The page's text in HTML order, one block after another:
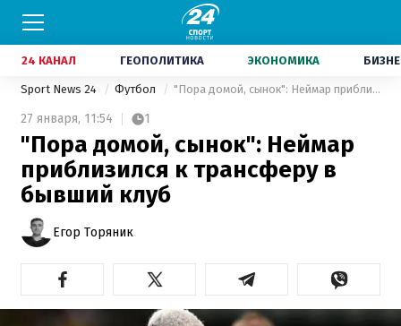
24 КАНАЛ ГЕОПОЛИТИКА ЭКОНОМИКА
Sport News 24 Футбол "Пора домой, сынок": Неймар приблизился к трансферу в бывший клуб
27 января, 11:54 1
"Пора домой, сынок": Неймар
приблизился к трансферу в
бывший клуб
Егор Торяник